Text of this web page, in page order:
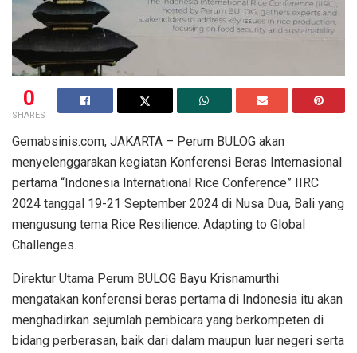
0
SHARES
Gemabsinis.com, JAKARTA – Perum BULOG akan
menyelenggarakan kegiatan Konferensi Beras Internasional
pertama “Indonesia International Rice Conference” IIRC
2024 tanggal 19-21 September 2024 di Nusa Dua, Bali yang
mengusung tema Rice Resilience: Adapting to Global
Challenges.
Direktur Utama Perum BULOG Bayu Krisnamurthi
mengatakan konferensi beras pertama di Indonesia itu akan
menghadirkan sejumlah pembicara yang berkompeten di
bidang perberasan, baik dari dalam maupun luar negeri serta